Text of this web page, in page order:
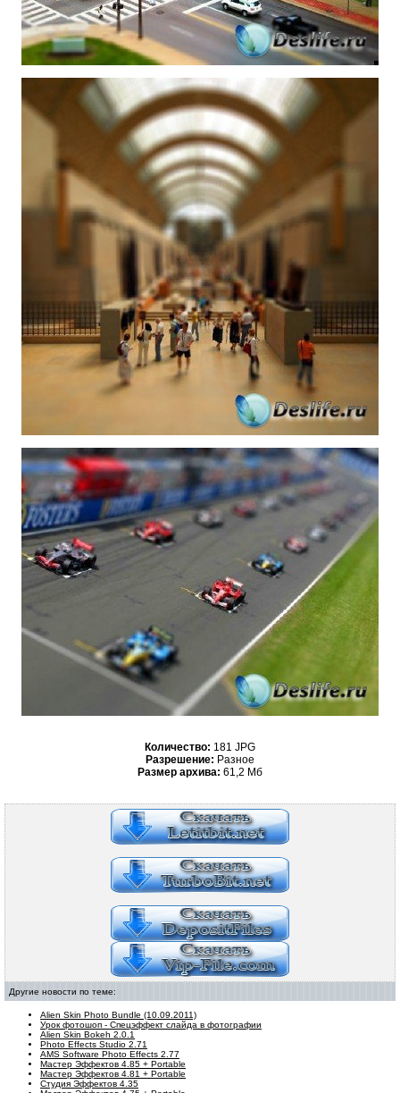
Количество: 181 JPG
Разрешение: Разное
Размер архива: 61,2 Мб
Другие новости по теме:
Alien Skin Photo Bundle (10.09.2011)
Урок фотошоп - Спецэффект слайда в фотографии
Alien Skin Bokeh 2.0.1
Photo Effects Studio 2.71
AMS Software Photo Effects 2.77
Мастер Эффектов 4.85 + Portable
Мастер Эффектов 4.81 + Portable
Студия Эффектов 4.35